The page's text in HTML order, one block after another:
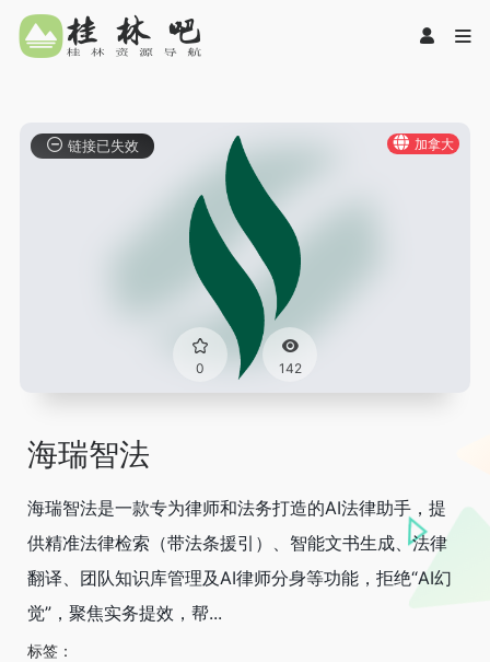
加拿大
0 142
链接已失效
海瑞智法
海瑞智法是一款专为律师和法务打造的AI法律助手，提
供精准法律检索（带法条援引）、智能文书生成、法律
翻译、团队知识库管理及AI律师分身等功能，拒绝“AI幻
觉”，聚焦实务提效，帮...
标签：